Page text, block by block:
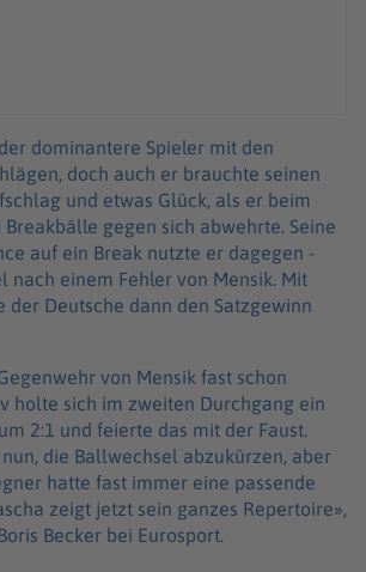
dominantere Spieler mit den
doch auch er brauchte seinen
und etwas Glück, als er beim
Breakbälle gegen sich abwehrte. Seine
auf ein Break nutzte er dagegen -
nach einem Fehler von Mensik. Mit
der Deutsche dann den Satzgewinn
von Mensik fast schon
holte sich im zweiten Durchgang ein
2:1 und feierte das mit der Faust.
die Ballwechsel abzukürzen, aber
hatte fast immer eine passende
zeigt jetzt sein ganzes Repertoire»,
Becker bei Eurosport.